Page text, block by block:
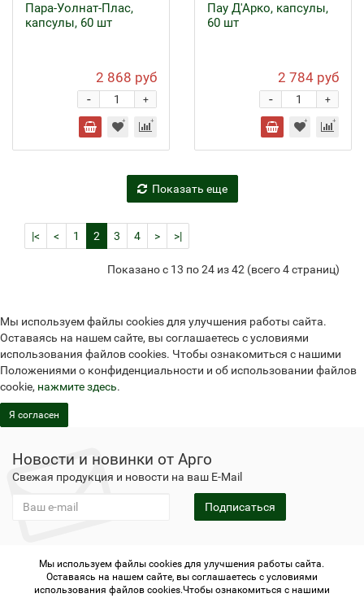
Пара-Уолнат-Плас,
капсулы, 60 шт
2 868 руб
+
-
Пау Д'Арко, капсулы,
60 шт
2 784 руб
+
-
Показать еще
|< < 1 2 3 4 > >|
Показано с 13 по 24 из 42 (всего 4 страниц)
Мы используем файлы cookies для улучшения работы сайта.
Оставаясь на нашем сайте, вы соглашаетесь с условиями
использования файлов cookies. Чтобы ознакомиться с нашими
Положениями о конфиденциальности и об использовании файлов
cookie, нажмите здесь.
Я согласен
Новости и новинки от Арго
Свежая продукция и новости на ваш E-Mail
Подписаться
Не является публичной офертой
Политика
конфиденциальности
Не является публичной офертой
Мы используем файлы cookies для улучшения работы сайта.
Оставаясь на нашем сайте, вы соглашаетесь с условиями
использования файлов cookies.Чтобы ознакомиться с нашими